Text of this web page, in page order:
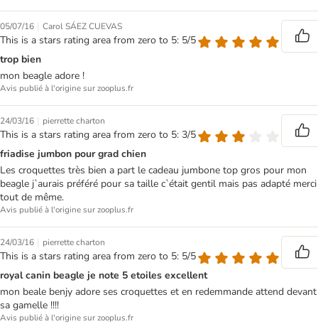
05/07/16 | Carol SÁEZ CUEVAS
This is a stars rating area from zero to 5: 5/5
trop bien
mon beagle adore !
Avis publié à l'origine sur zooplus.fr
24/03/16 | pierrette charton
This is a stars rating area from zero to 5: 3/5
friadise jumbon pour grad chien
Les croquettes très bien a part le cadeau jumbone top gros pour mon
beagle j`aurais préféré pour sa taille c`était gentil mais pas adapté merci
tout de même.
Avis publié à l'origine sur zooplus.fr
24/03/16 | pierrette charton
This is a stars rating area from zero to 5: 5/5
royal canin beagle je note 5 etoiles excellent
mon beale benjy adore ses croquettes et en redemmande attend devant
sa gamelle !!!!
Avis publié à l'origine sur zooplus.fr